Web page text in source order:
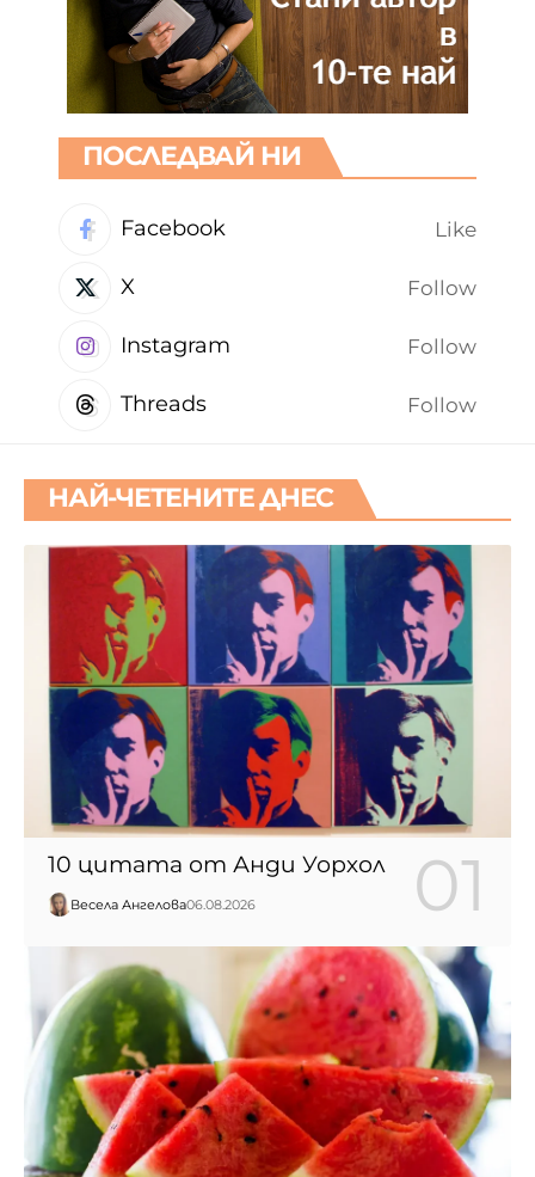
ПОСЛЕДВАЙ НИ
Facebook Like
X Follow
Instagram Follow
Threads Follow
НАЙ-ЧЕТЕНИТЕ ДНЕС
10 цитата от Анди Уорхол
Весела Ангелова06.08.2026